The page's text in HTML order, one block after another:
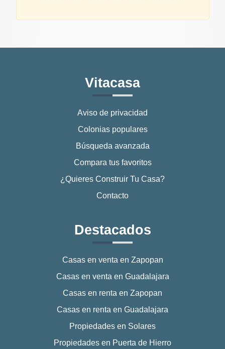
Vitacasa
Aviso de privacidad
Colonias populares
Búsqueda avanzada
Compara tus favoritos
¿Quieres Construir Tu Casa?
Contacto
Destacados
Casas en venta en Zapopan
Casas en venta en Guadalajara
Casas en renta en Zapopan
Casas en renta en Guadalajara
Propiedades en Solares
Propiedades en Puerta de Hierro